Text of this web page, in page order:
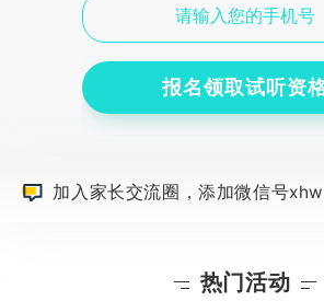
报名领取试听资
加入家长交流圈，添加微信号
热门活动